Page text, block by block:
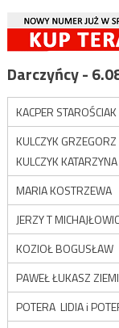
Darczyńcy -
KACPER STAROŚCIAK
KULCZYK
KULCZYK KATARZYNA
MARIA KOSTRZEWA
JERZY T
KOZIOŁ BOGUSŁAW
PAWEŁ ŁUKASZ
POTERA LIDIA i